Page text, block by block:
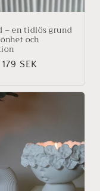
– en tidlös grund
och
SEK